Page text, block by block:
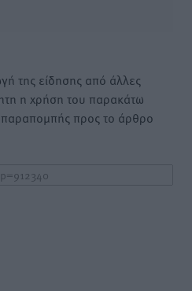
της είδησης από άλλες
η χρήση του παρακάτω
προς το άρθρο